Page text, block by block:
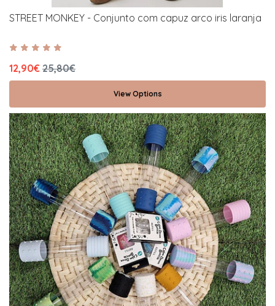
STREET MONKEY - Conjunto com capuz arco iris laranja
12,90€ 25,80€
View Options